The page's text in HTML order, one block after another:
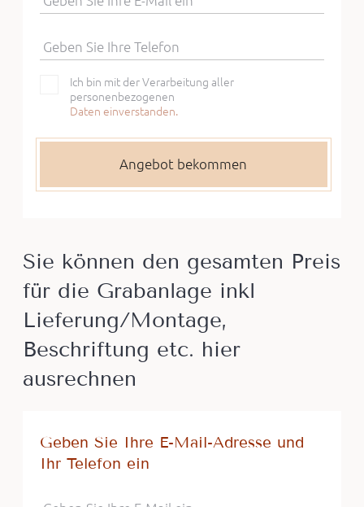
Geben Sie Ihre Telefon
Ich bin mit der Verarbeitung aller
personenbezogenen
Daten einverstanden.
Sie können den gesamten Preis
für die Grabanlage inkl
Lieferung/Montage,
Beschriftung etc. hier
ausrechnen
Geben Sie Ihre E-Mail-Adresse und
Ihr Telefon ein